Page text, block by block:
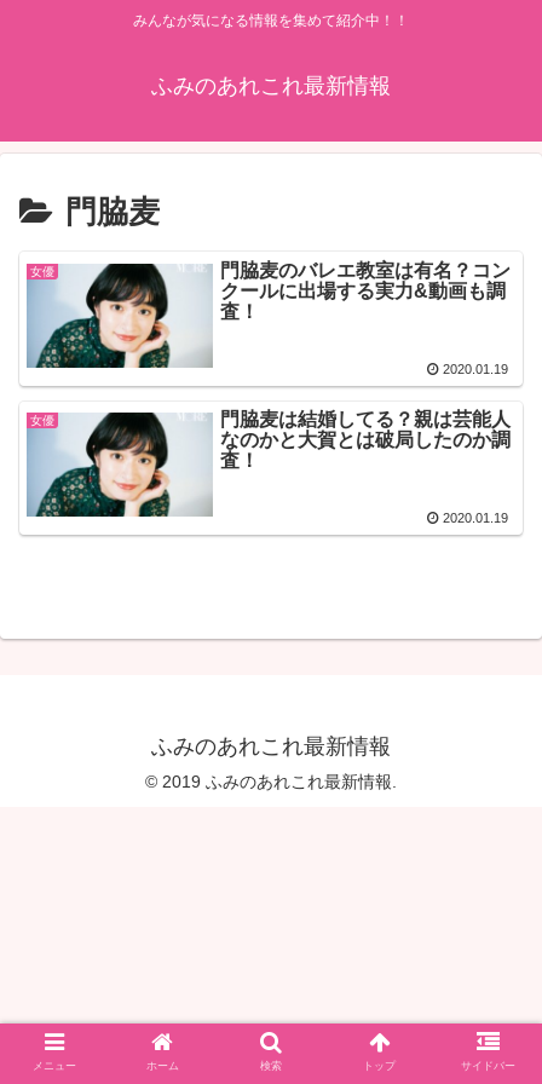
みんなが気になる情報を集めて紹介中！！
ふみのあれこれ最新情報
門脇麦
女優
門脇麦のバレエ教室は有名？コン
クールに出場する実力&動画も調
査！
2020.01.19
女優
門脇麦は結婚してる？親は芸能人
なのかと大賀とは破局したのか調
査！
2020.01.19
ふみのあれこれ最新情報
© 2019 ふみのあれこれ最新情報.
メニュー ホーム 検索 トップ サイドバー